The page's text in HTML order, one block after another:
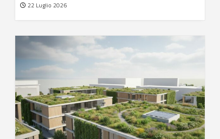
22 Luglio 2026